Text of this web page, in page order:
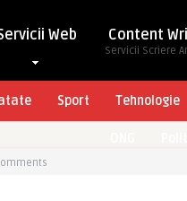
Web Content
Servicii Scriere
Sport Tehnologie